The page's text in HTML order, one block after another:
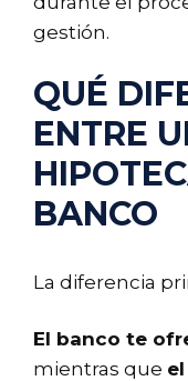
gestión.
QUÉ
ENTRE
BANCO
La diferencia
El banco te
mientras que